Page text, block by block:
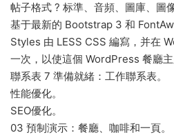
帖子格式 ? 标準、音頻、圖庫、圖
基于最新的 Bootstrap 3 和
Styles 由 LESS CSS 編寫，并在
一次，以使這個 WordPress 餐廳主
聯系表 7 準備就緒：工作聯系表。
性能優化。
SEO優化。
03 預制演示：餐廳、咖啡和一頁。